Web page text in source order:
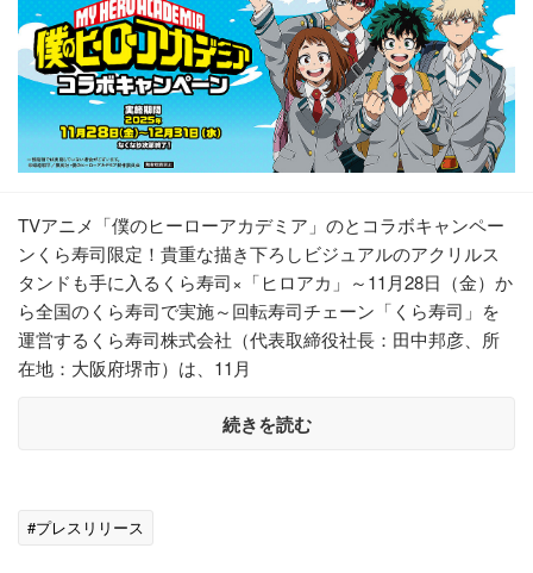
TVアニメ「僕のヒーローアカデミア」のとコラボキャンペー
ンくら寿司限定！貴重な描き下ろしビジュアルのアクリルス
タンドも手に入るくら寿司×「ヒロアカ」～11月28日（金）か
ら全国のくら寿司で実施～回転寿司チェーン「くら寿司」を
運営するくら寿司株式会社（代表取締役社長：田中邦彦、所
在地：大阪府堺市）は、11月
続きを読む
#プレスリリース